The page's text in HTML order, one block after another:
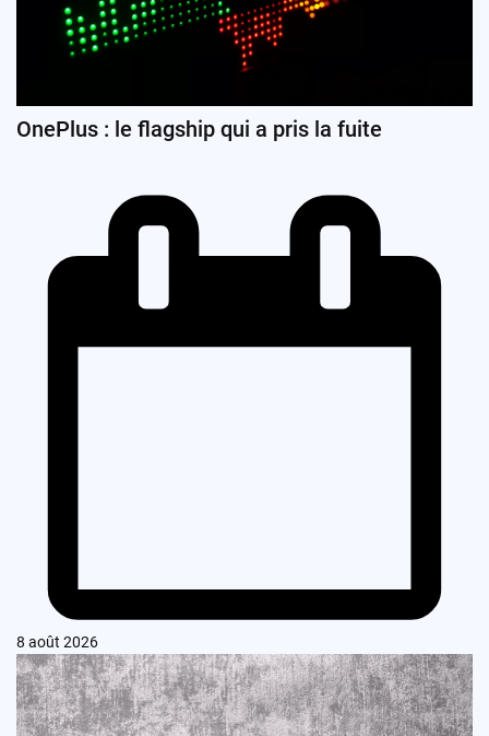
OnePlus : le flagship qui a pris la fuite
8 août 2026